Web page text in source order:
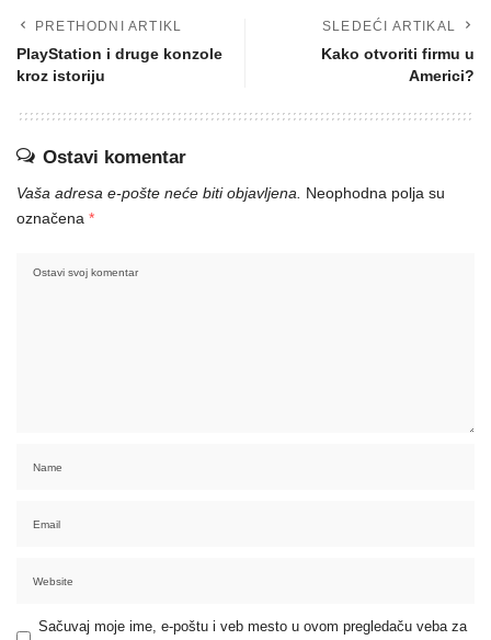
PRETHODNI ARTIKL
PlayStation i druge konzole
kroz istoriju
SLEDEĆI ARTIKAL
Kako otvoriti firmu u
Americi?
Ostavi komentar
Vaša adresa e-pošte neće biti objavljena. Neophodna polja su
označena *
Sačuvaj moje ime, e-poštu i veb mesto u ovom pregledaču veba za